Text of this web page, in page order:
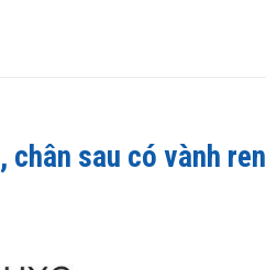
, chân sau có vành ren